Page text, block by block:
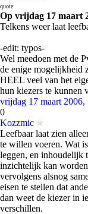
quote:
Op vrijdag 17 maart
Telkens weer laat
-edit: typos-
Wel meedoen met de
de enige mogelijkheid
HEEL veel van het
hun kiezers te kunnen
vrijdag 17 maart 2006,
0
Kozzmic
Leefbaar laat zien
te willen voeren. Wat
leggen, en inhoudelijk
inzichtelijk kan
vervolgens alsnog
eisen te stellen dat
dan weet de kiezer in
verschillen.